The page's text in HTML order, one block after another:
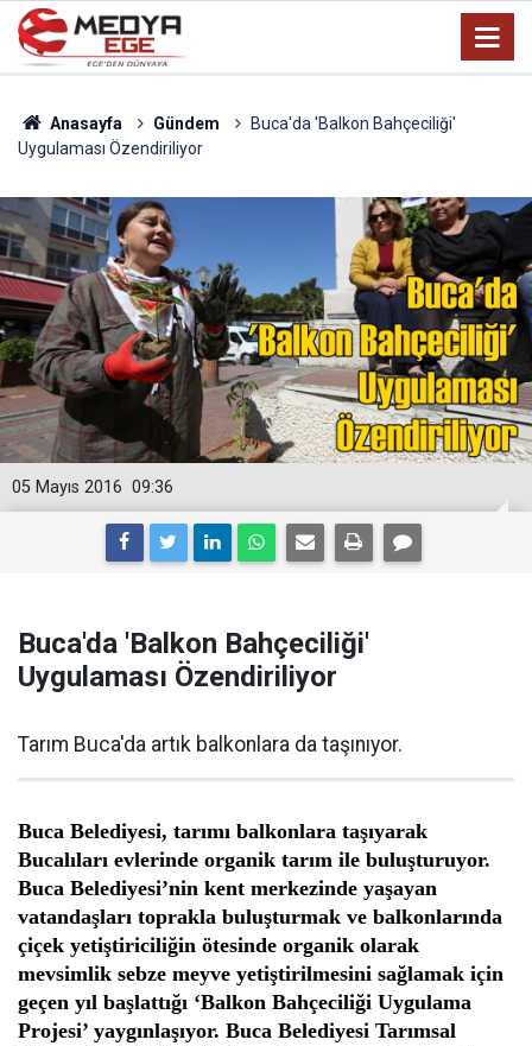
Anasayfa Gündem
Buca'da 'Balkon Bahçeciliği'
Uygulaması Özendiriliyor
09:36
05 Mayıs 2016
Buca'da 'Balkon Bahçeciliği'
Uygulaması Özendiriliyor
Tarım Buca'da artık balkonlara da taşınıyor.
Buca Belediyesi, tarımı balkonlara taşıyarak
Bucalıları evlerinde organik tarım ile buluşturuyor.
Buca Belediyesi’nin kent merkezinde yaşayan
vatandaşları toprakla buluşturmak ve balkonlarında
çiçek yetiştiriciliğin ötesinde organik olarak
mevsimlik sebze meyve yetiştirilmesini sağlamak için
geçen yıl başlattığı ‘Balkon Bahçeciliği Uygulama
Projesi’ yaygınlaşıyor. Buca Belediyesi Tarımsal